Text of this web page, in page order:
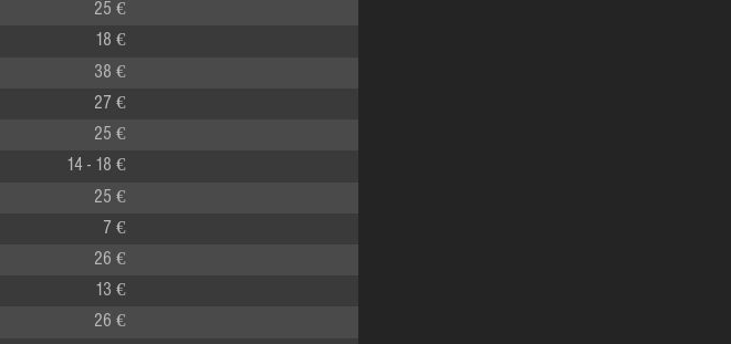
25 €
18 €
38 €
27 €
25 €
14 - 18 €
25 €
7 €
26 €
13 €
26 €